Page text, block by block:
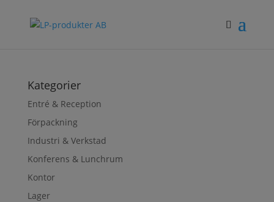
Kategorier
Entré & Reception
Förpackning
Industri & Verkstad
Konferens & Lunchrum
Kontor
Lager